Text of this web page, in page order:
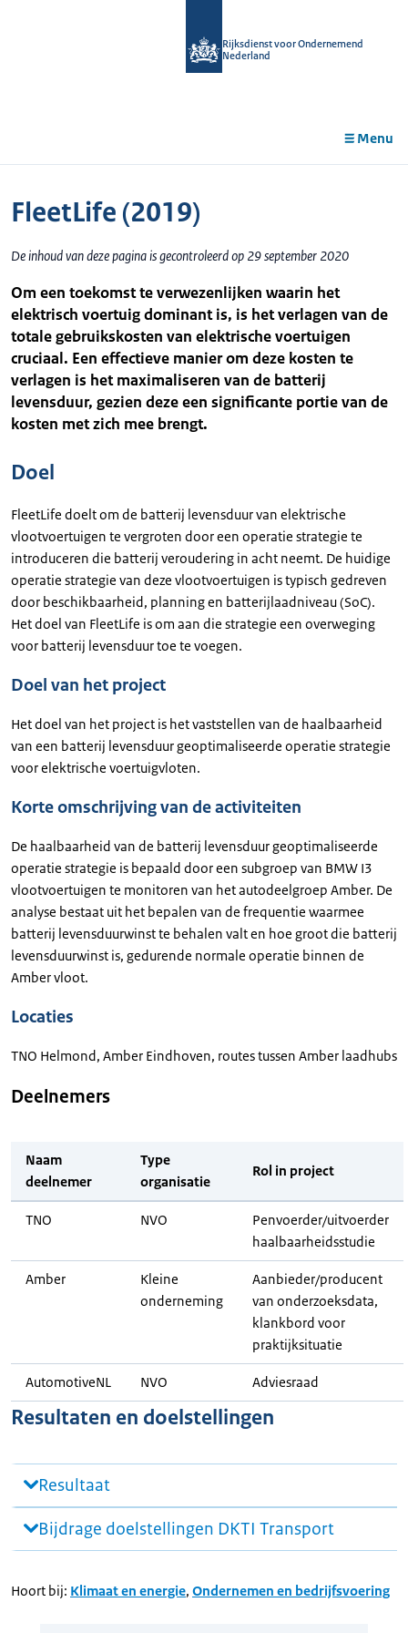
Rijksdienst voor Ondernemend
Nederland
Menu
FleetLife (2019)
De inhoud van deze pagina is gecontroleerd op 29 september 2020
Om een toekomst te verwezenlijken waarin het
elektrisch voertuig dominant is, is het verlagen van de
totale gebruikskosten van elektrische voertuigen
cruciaal. Een effectieve manier om deze kosten te
verlagen is het maximaliseren van de batterij
levensduur, gezien deze een significante portie van de
kosten met zich mee brengt.
Doel
FleetLife doelt om de batterij levensduur van elektrische
vlootvoertuigen te vergroten door een operatie strategie te
introduceren die batterij veroudering in acht neemt. De huidige
operatie strategie van deze vlootvoertuigen is typisch gedreven
door beschikbaarheid, planning en batterijlaadniveau (SoC).
Het doel van FleetLife is om aan die strategie een overweging
voor batterij levensduur toe te voegen.
Doel van het project
Het doel van het project is het vaststellen van de haalbaarheid
van een batterij levensduur geoptimaliseerde operatie strategie
voor elektrische voertuigvloten.
Korte omschrijving van de activiteiten
De haalbaarheid van de batterij levensduur geoptimaliseerde
operatie strategie is bepaald door een subgroep van BMW I3
vlootvoertuigen te monitoren van het autodeelgroep Amber. De
analyse bestaat uit het bepalen van de frequentie waarmee
batterij levensduurwinst te behalen valt en hoe groot die batterij
levensduurwinst is, gedurende normale operatie binnen de
Amber vloot.
Locaties
TNO Helmond, Amber Eindhoven, routes tussen Amber laadhubs
Deelnemers
Naam
deelnemer
Type
organisatie
Rol in project
TNO NVO
Penvoerder/uitvoerder
haalbaarheidsstudie
Amber
Kleine
onderneming
Aanbieder/producent
van onderzoeksdata,
klankbord voor
praktijksituatie
AutomotiveNL NVO Adviesraad
Resultaten en doelstellingen
Resultaat
Bijdrage doelstellingen DKTI Transport
Hoort bij: Klimaat en energie, Ondernemen en bedrijfsvoering